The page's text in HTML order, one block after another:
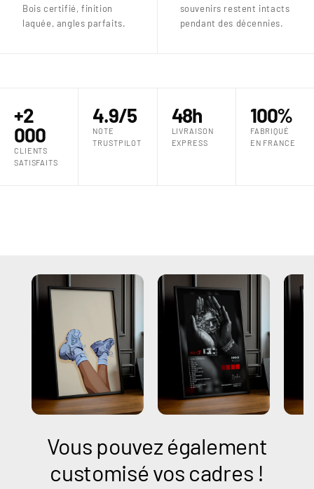
Bois certifié, finition
laquée, angles parfaits.
souvenirs restent intacts
pendant des décennies.
+2
000
CLIENTS
SATISFAITS
4.9/5
NOTE
TRUSTPILOT
48h
LIVRAISON
EXPRESS
100%
FABRIQUÉ
EN FRANCE
Vous pouvez également
customisé vos cadres !